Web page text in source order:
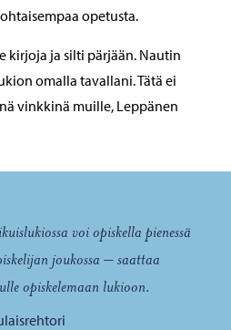
opetusta.
kirjoja ja silti pärjään. Nautin
omalla tavallani. Tätä ei
vinkkinä muille, Leppänen
voi opiskella pienessä
joukossa – saattaa
opiskelemaan lukioon.